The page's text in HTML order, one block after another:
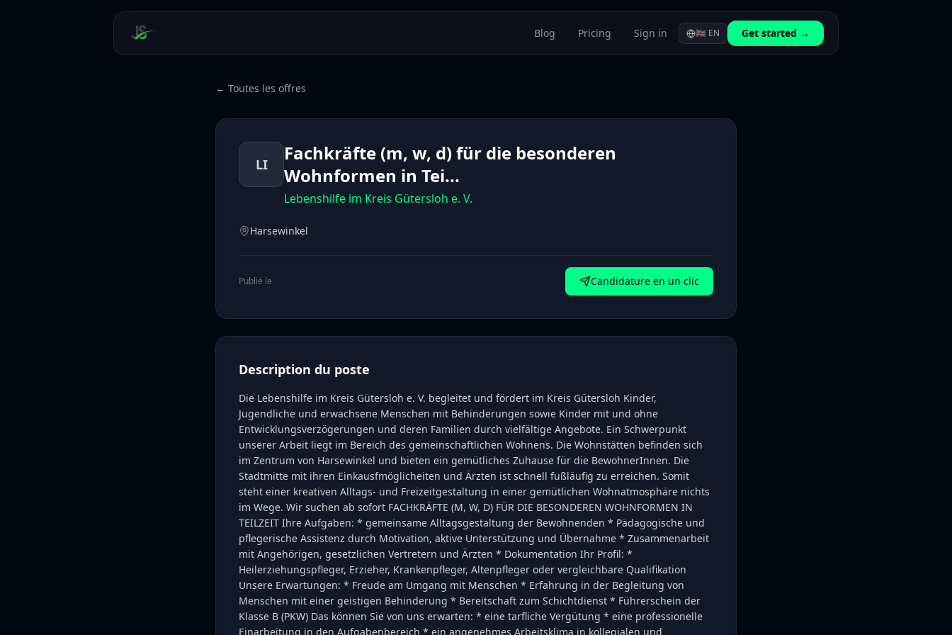
Blog Pricing Sign in 🇬🇧 EN Get started →
← Toutes les offres
LI
Fachkräfte (m, w, d) für die besonderen
Wohnformen in Tei...
Lebenshilfe im Kreis Gütersloh e. V.
Harsewinkel
Publié le Candidature en un clic
Description du poste
Die Lebenshilfe im Kreis Gütersloh e. V. begleitet und fördert im Kreis Gütersloh Kinder,
Jugendliche und erwachsene Menschen mit Behinderungen sowie Kinder mit und ohne
Entwicklungsverzögerungen und deren Familien durch vielfältige Angebote. Ein Schwerpunkt
unserer Arbeit liegt im Bereich des gemeinschaftlichen Wohnens. Die Wohnstätten befinden sich
im Zentrum von Harsewinkel und bieten ein gemütliches Zuhause für die BewohnerInnen. Die
Stadtmitte mit ihren Einkausfmöglicheiten und Ärzten ist schnell fußläufig zu erreichen. Somit
steht einer kreativen Alltags- und Freizeitgestaltung in einer gemütlichen Wohnatmosphäre nichts
im Wege. Wir suchen ab sofort FACHKRÄFTE (M, W, D) FÜR DIE BESONDEREN WOHNFORMEN IN
TEILZEIT Ihre Aufgaben: * gemeinsame Alltagsgestaltung der Bewohnenden * Pädagogische und
pflegerische Assistenz durch Motivation, aktive Unterstützung und Übernahme * Zusammenarbeit
mit Angehörigen, gesetzlichen Vertretern und Ärzten * Dokumentation Ihr Profil: *
Heilerziehungspfleger, Erzieher, Krankenpfleger, Altenpfleger oder vergleichbare Qualifikation
Unsere Erwartungen: * Freude am Umgang mit Menschen * Erfahrung in der Begleitung von
Menschen mit einer geistigen Behinderung * Bereitschaft zum Schichtdienst * Führerschein der
Klasse B (PKW) Das können Sie von uns erwarten: * eine tarfliche Vergütung * eine professionelle
Einarbeitung in den Aufgabenbereich * ein angenehmes Arbeitsklima in kollegialen und